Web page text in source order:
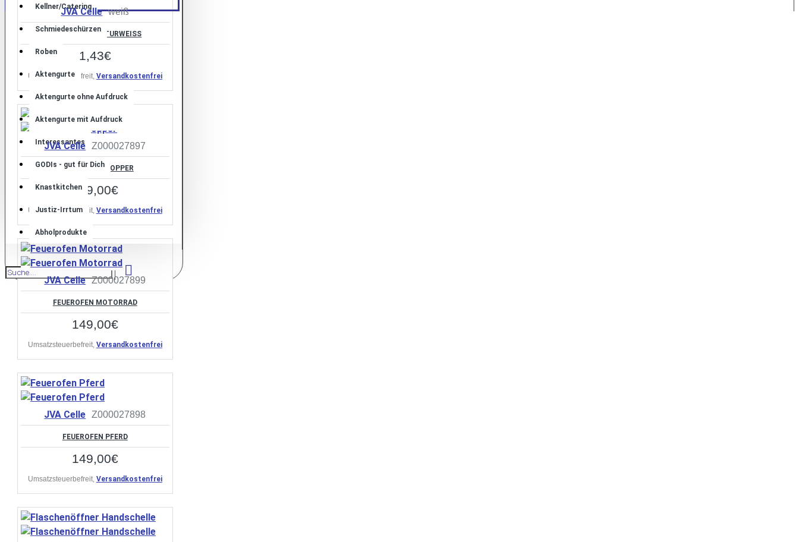
Kellner/Catering
Schmiedeschürzen
Roben
Aktengurte
Aktengurte ohne Aufdruck
Aktengurte mit Aufdruck
Interessantes
GODIs - gut für Dich
Knastkitchen
Justiz-Irrtum
Abholprodukte
JVA Celle weiß
AKTENGURT NATURWEISS
1,43€
Umsatzsteuerbefreit, Versandkostenfrei
JVA Celle Z000027897
FEUEROFEN CHOPPER
149,00€
Umsatzsteuerbefreit, Versandkostenfrei
JVA Celle Z000027899
FEUEROFEN MOTORRAD
149,00€
Umsatzsteuerbefreit, Versandkostenfrei
JVA Celle Z000027898
FEUEROFEN PFERD
149,00€
Umsatzsteuerbefreit, Versandkostenfrei